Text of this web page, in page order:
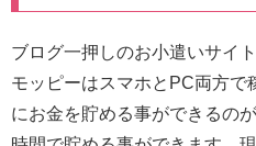
ブログ一押しのお小遣いサイ
モッピーはスマホとPC両方で
にお金を貯める事ができるの